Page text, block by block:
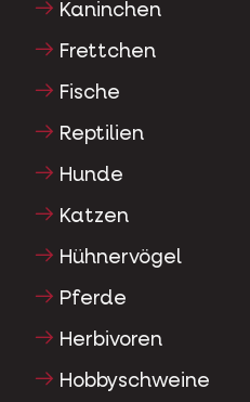
Kaninchen
Frettchen
Fische
Reptilien
Hunde
Katzen
Hühnervögel
Pferde
Herbivoren
Hobbyschweine